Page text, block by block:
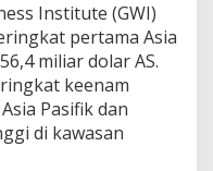
Institute (GWI)
pertama Asia
miliar dolar AS.
keenam
Pasifik dan
di kawasan